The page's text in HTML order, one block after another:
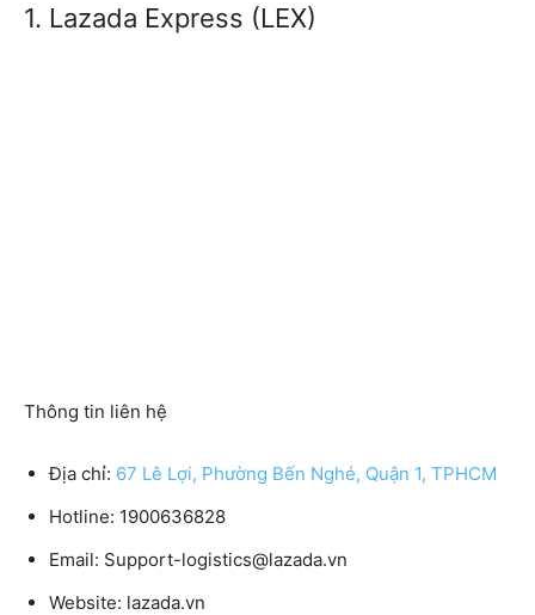
1. Lazada Express (LEX)
Thông tin liên hệ
Địa chỉ: 67 Lê Lợi, Phường Bến Nghé, Quận 1, TPHCM
Hotline: 1900636828
Email: Support-logistics@lazada.vn
Website: lazada.vn